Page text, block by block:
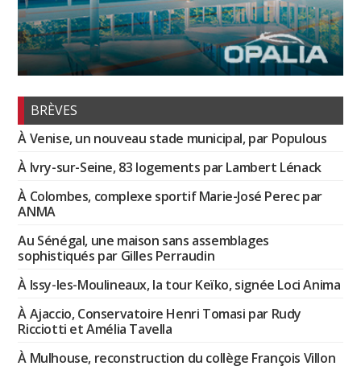
BRÈVES
À Venise, un nouveau stade municipal, par Populous
À Ivry-sur-Seine, 83 logements par Lambert Lénack
À Colombes, complexe sportif Marie-José Perec par
ANMA
Au Sénégal, une maison sans assemblages
sophistiqués par Gilles Perraudin
À Issy-les-Moulineaux, la tour Keïko, signée Loci Anima
À Ajaccio, Conservatoire Henri Tomasi par Rudy
Ricciotti et Amélia Tavella
À Mulhouse, reconstruction du collège François Villon